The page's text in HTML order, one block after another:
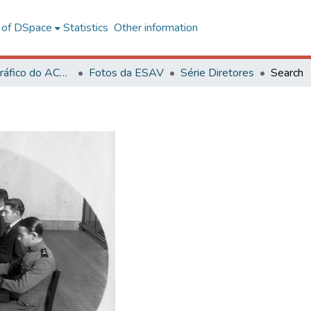
DSpace Statistics Other information
Acervo Fotográfico do ACH-UFV Fotos da ESAV Série Diretores Search